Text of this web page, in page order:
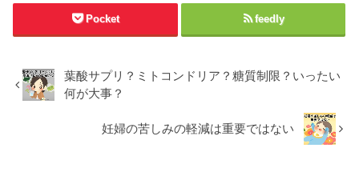
Pocket feedly
葉酸サプリ？ミトコンドリア？糖質制限？いったい
何が大事？
妊婦の苦しみの軽減は重要ではない